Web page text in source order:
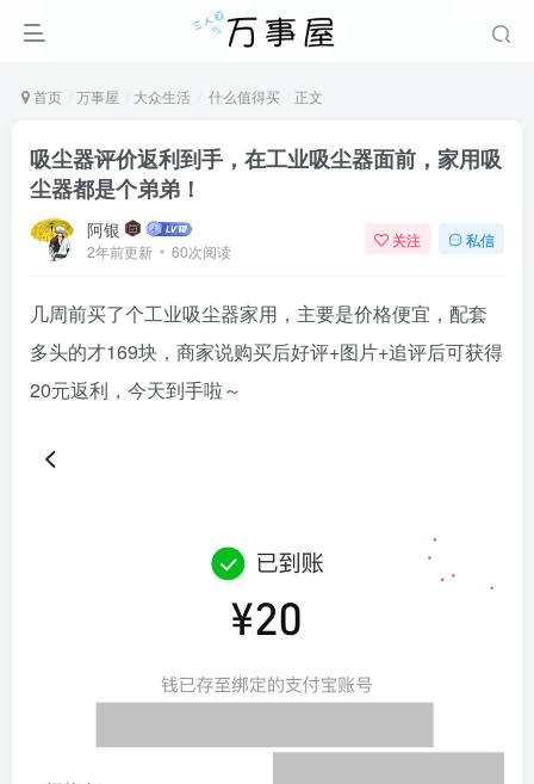
首页 万事屋 大众生活 什么值得买 正文
吸尘器评价返利到手，在工业吸尘器面前，家用吸
尘器都是个弟弟！
阿银
2年前更新 60次阅读
关注 私信
几周前买了个工业吸尘器家用，主要是价格便宜，配套
多头的才169块，商家说购买后好评+图片+追评后可获得
20元返利，今天到手啦～